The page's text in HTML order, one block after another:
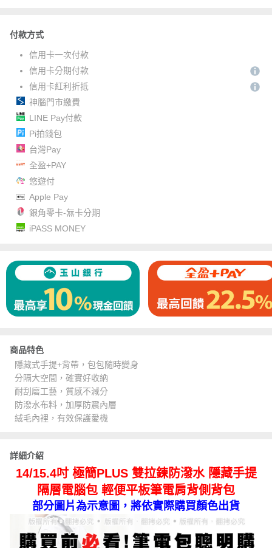
付款方式
信用卡一次付款
信用卡分期付款
信用卡紅利折抵
神腦門市繳費
LINE Pay付款
Pi拍錢包
台灣Pay
全盈+PAY
悠遊付
Apple Pay
銀角零卡-無卡分期
iPASS MONEY
商品特色
隱藏式手提+背帶，包包隨時變身
分隔大空間，確實好收納
耐刮磨工藝，質感不減分
防潑水布料，加厚防震內層
絨毛內裡，有效保護愛機
詳細介紹
14/15.4吋 極簡PLUS 雙拉鍊防潑水 隱藏手提
隔層電腦包 輕便平板筆電肩背側背包
部分圖片為示意圖，將依實際購買顏色出貨